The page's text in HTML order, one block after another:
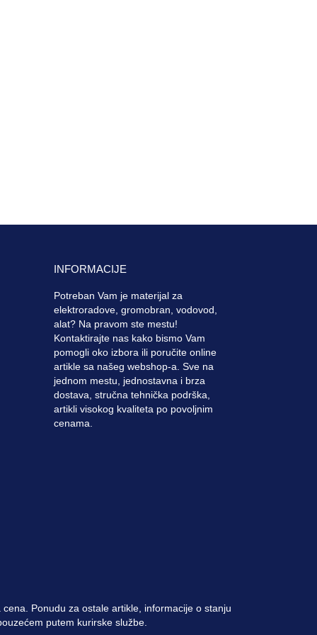
INFORMACIJE
Potreban Vam je materijal za
elektroradove, gromobran, vodovod,
alat? Na pravom ste mestu!
Kontaktirajte nas kako bismo Vam
pomogli oko izbora ili poručite online
artikle sa našeg webshop-a. Sve na
jednom mestu, jednostavna i brza
dostava, stručna tehnička podrška,
artikli visokog kvaliteta po povoljnim
cenama.
Ponudu za ostale artikle, informacije o stanju
putem kurirske službe.